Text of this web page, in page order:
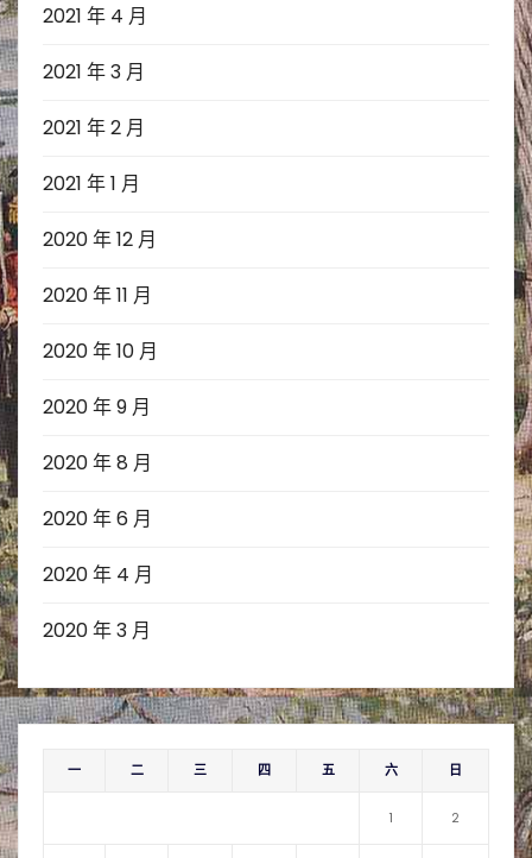
2021 年 4 月
2021 年 3 月
2021 年 2 月
2021 年 1 月
2020 年 12 月
2020 年 11 月
2020 年 10 月
2020 年 9 月
2020 年 8 月
2020 年 6 月
2020 年 4 月
2020 年 3 月
一 二 三 四 五 六 日
1 2